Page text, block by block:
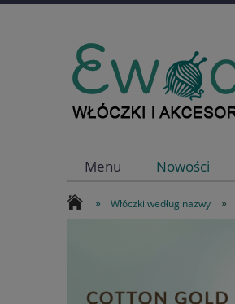
Menu Nowości
» Włóczki według nazwy »